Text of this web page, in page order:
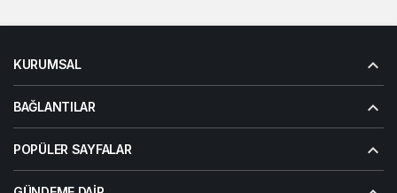
KURUMSAL
BAĞLANTILAR
POPÜLER SAYFALAR